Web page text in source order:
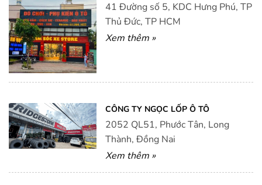
41 Đường số 5, KDC Hưng Phú, TP
Thủ Đức, TP HCM
Xem thêm »
CÔNG TY NGỌC LỐP Ô TÔ
2052 QL51, Phước Tân, Long
Thành, Đồng Nai
Xem thêm »